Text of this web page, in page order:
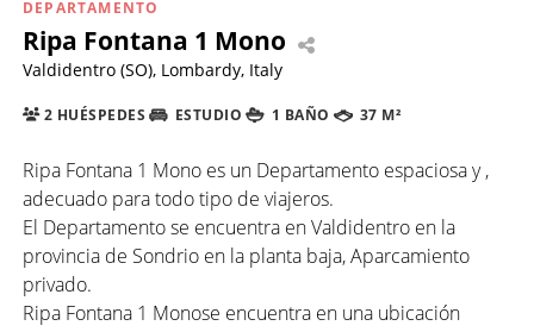
DEPARTAMENTO
Ripa Fontana 1 Mono
Valdidentro (SO), Lombardy, Italy
2 HUÉSPEDES ESTUDIO 1 BAÑO 37 M²
Ripa Fontana 1 Mono es un Departamento espaciosa y ,
adecuado para todo tipo de viajeros.
El Departamento se encuentra en Valdidentro en la
provincia de Sondrio en la planta baja, Aparcamiento
privado.
Ripa Fontana 1 Monose encuentra en una ubicación